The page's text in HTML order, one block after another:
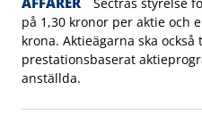
på 1,30 kronor per aktie och
krona. Aktieägarna ska
prestationsbaserat
anställda.